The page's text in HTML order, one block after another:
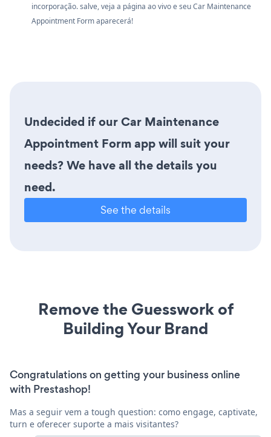
incorporação. salve, veja a página ao vivo e seu Car Maintenance
Appointment Form aparecerá!
Undecided if our Car Maintenance
Appointment Form app will suit your
needs? We have all the details you
need.
See the details
Remove the Guesswork of
Building Your Brand
Congratulations on getting your business online
with Prestashop!
Mas a seguir vem a tough question: como engage, captivate,
turn e oferecer suporte a mais visitantes?